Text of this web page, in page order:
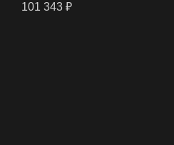
101 343 ₽